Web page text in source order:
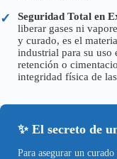
✓ Seguridad Total en
liberar gases ni
y curado, es el
industrial para su uso
retención o
integridad física de
✨ El secreto de
Para asegurar un